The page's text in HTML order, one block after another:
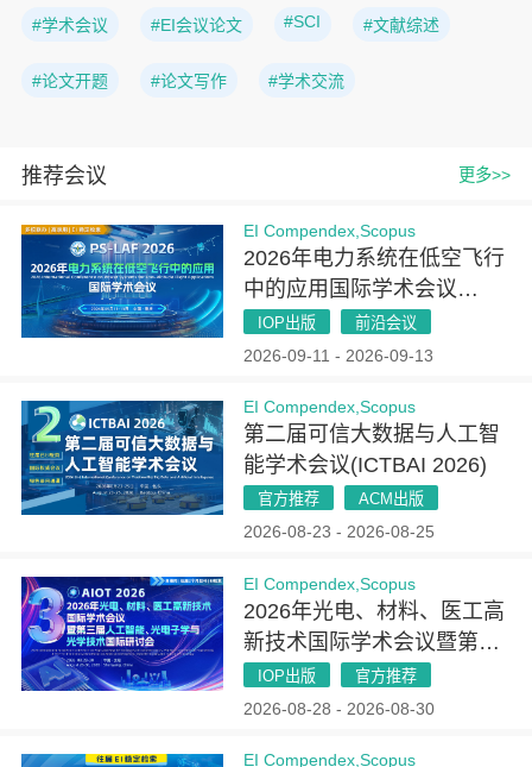
#学术会议 #EI会议论文 #SCI #文献综述
#论文开题 #论文写作 #学术交流
推荐会议 更多>>
EI Compendex,Scopus
2026年电力系统在低空飞行
中的应用国际学术会议
（PSLAF 2026）
IOP出版 前沿会议
2026-09-11 - 2026-09-13
EI Compendex,Scopus
第二届可信大数据与人工智
能学术会议(ICTBAI 2026)
官方推荐 ACM出版
2026-08-23 - 2026-08-25
EI Compendex,Scopus
2026年光电、材料、医工高
新技术国际学术会议暨第三
届人工智能、光电子学与光
学技术国际研讨会（AIOT
IOP出版 官方推荐
2026-08-28 - 2026-08-30
EI Compendex,Scopus